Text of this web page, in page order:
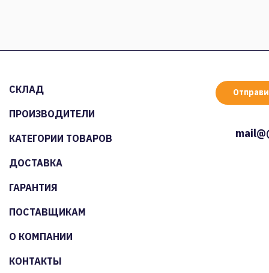
СКЛАД
ПРОИЗВОДИТЕЛИ
КАТЕГОРИИ ТОВАРОВ
ДОСТАВКА
ГАРАНТИЯ
ПОСТАВЩИКАМ
О КОМПАНИИ
КОНТАКТЫ